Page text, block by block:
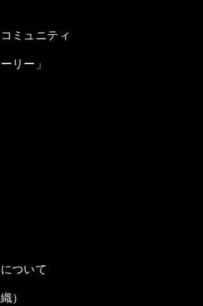
ミュニティ
リー」
ついて
）